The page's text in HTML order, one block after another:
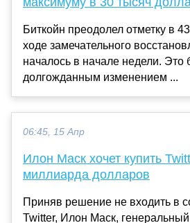
Биткойн преодолел отметку в
ходе замечательного
началось в начале недели. Это
долгожданным изменением ...
06:45, 15 Апр
Илон Маск хочет купить
миллиарда долларов
Приняв решение не входить в
Twitter, Илон Маск,